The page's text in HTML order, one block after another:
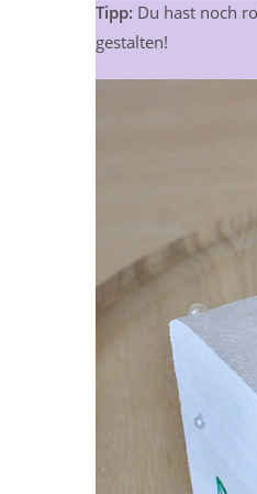
Tipp: Du hast noch
gestalten!